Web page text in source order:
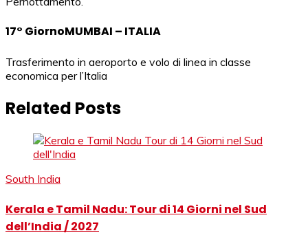
17° GiornoMUMBAI – ITALIA
Trasferimento in aeroporto e volo di linea in classe
economica per l’Italia
Related Posts
South India
Kerala e Tamil Nadu: Tour di 14 Giorni nel Sud
dell’India / 2027